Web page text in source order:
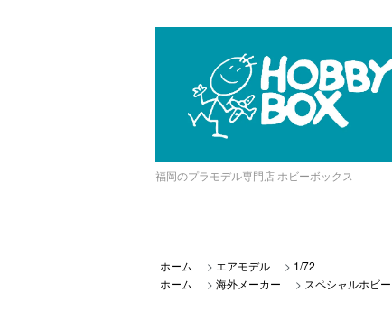
福岡のプラモデル専門店 ホビーボックス
ホーム > エアモデル > 1/72
ホーム
> 海外メーカー > スペシャルホビー